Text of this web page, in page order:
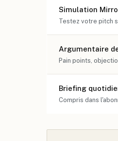
Simulation
Testez votre pitch
Argumentaire
Pain points,
Briefing
Compris dans